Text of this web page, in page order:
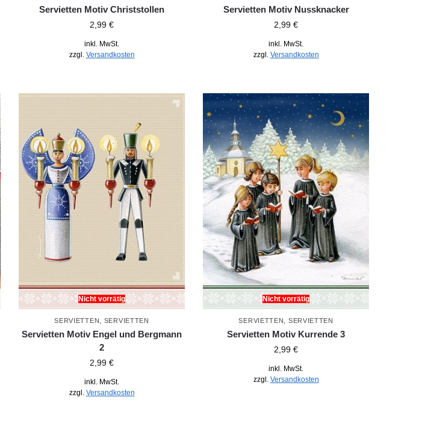
Servietten Motiv Christstollen
2,99 €
inkl. MwSt.
zzgl. Versandkosten
Servietten Motiv Nussknacker
2,99€
inkl. MwSt.
zzgl. Versandkosten
Nicht vorrätig
SERVIETTEN SERVIETTEN
Servietten Motiv Engel und Bergmann
2
2,99 €
inkl. MwSt.
zzgl. Versandkosten
Nicht vorrätig
SERVIETTEN SERVIETTEN
Servietten Motiv Kurrende 3
2,99€
inkl. MwSt.
zzgl. Versandkosten